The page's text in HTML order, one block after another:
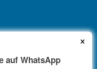
×
auf WhatsApp